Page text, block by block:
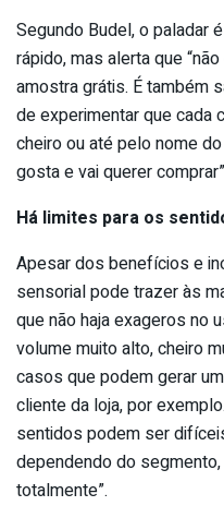
Segundo Budel, o paladar
rápido, mas alerta que
amostra grátis. É também
de experimentar que cada
cheiro ou até pelo nome
gosta e vai querer
Há limites para os
Apesar dos benefícios e
sensorial pode trazer às
que não haja exageros no
volume muito alto, cheiro
casos que podem gerar
cliente da loja, por
sentidos podem ser
dependendo do
totalmente”.